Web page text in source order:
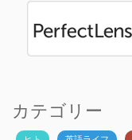
カテゴリー